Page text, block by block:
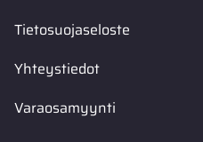
Tietosuojaseloste
Yhteystiedot
Varaosamyynti